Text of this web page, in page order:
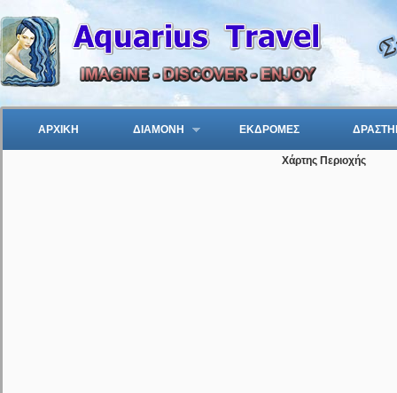
ΑΡΧΙΚΗ ΔΙΑΜΟΝΗ ΕΚΔΡΟΜΕΣ
Χάρτης Περιοχής